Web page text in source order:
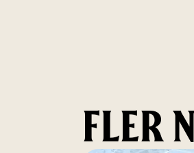
FLER